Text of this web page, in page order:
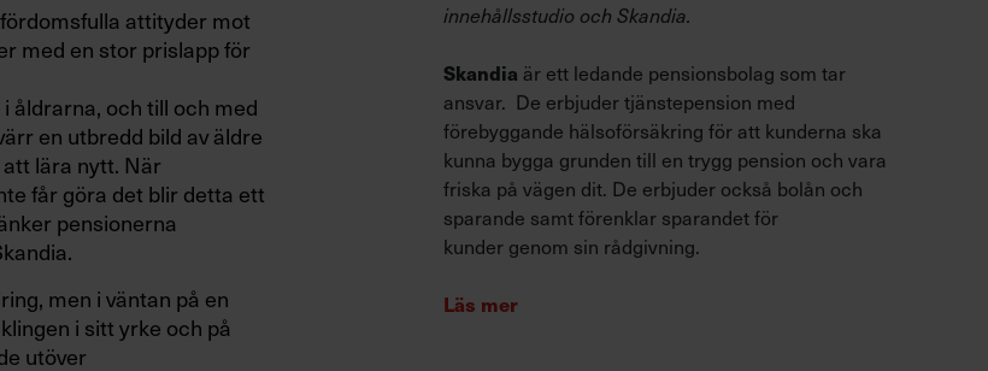
attityder mot
med en stor prislapp för
åldrarna, och till och med
en utbredd bild av äldre
lära nytt. När
får göra det blir detta ett
pensionerna
men i väntan på en
i sitt yrke och på
utöver
innehållsstudio och Skandia.
Skandia är ett ledande pensionsbolag som tar
ansvar. De erbjuder tjänstepension med
förebyggande hälsoförsäkring för att kunderna ska
kunna bygga grunden till en trygg pension och vara
friska på vägen dit. De erbjuder också bolån och
sparande samt förenklar sparandet för
kunder genom sin rådgivning.
Läs mer